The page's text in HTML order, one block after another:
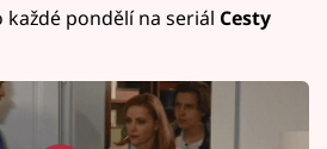
každé pondělí na seriál Cesty